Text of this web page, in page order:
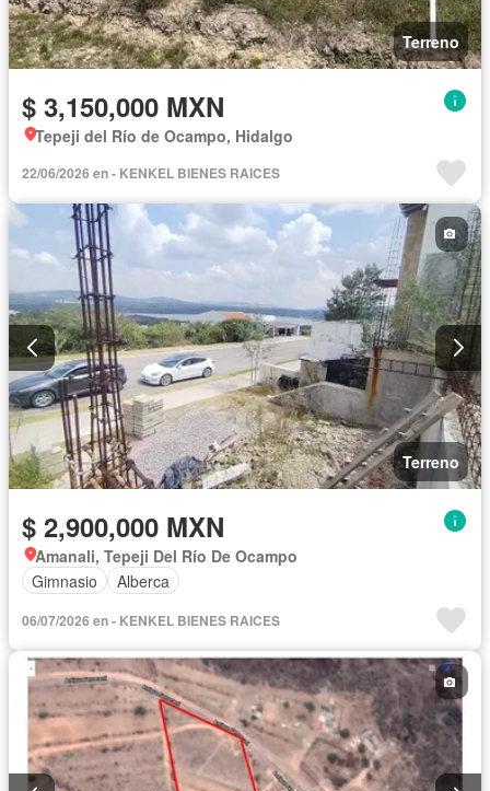
Terreno
$ 3,150,000 MXN
Tepeji del Río de Ocampo, Hidalgo
22/06/2026 en - KENKEL BIENES RAICES
Terreno
$ 2,900,000 MXN
Amanali, Tepeji Del Río De Ocampo
Gimnasio
Alberca
06/07/2026 en - KENKEL BIENES RAICES